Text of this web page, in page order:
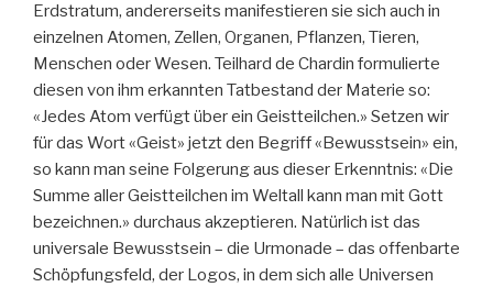
Erdstratum, andererseits manifestieren sie sich auch in
einzelnen Atomen, Zellen, Organen, Pflanzen, Tieren,
Menschen oder Wesen. Teilhard de Chardin formulierte
diesen von ihm erkannten Tatbestand der Materie so:
«Jedes Atom verfügt über ein Geistteilchen.» Setzen wir
für das Wort «Geist» jetzt den Begriff «Bewusstsein» ein,
so kann man seine Folgerung aus dieser Erkenntnis: «Die
Summe aller Geistteilchen im Weltall kann man mit Gott
bezeichnen.» durchaus akzeptieren. Natürlich ist das
universale Bewusstsein – die Urmonade – das offenbarte
Schöpfungsfeld, der Logos, in dem sich alle Universen